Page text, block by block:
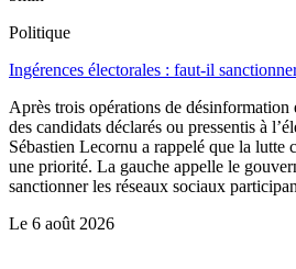
Politique
Ingérences électorales : faut-il
Après trois opérations de
des candidats déclarés ou pressentis à
Sébastien Lecornu a rappelé que la lutte
une priorité. La gauche appelle le
sanctionner les réseaux sociaux
Le 6 août 2026